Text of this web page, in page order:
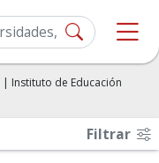
| Instituto de Educación
Filtrar